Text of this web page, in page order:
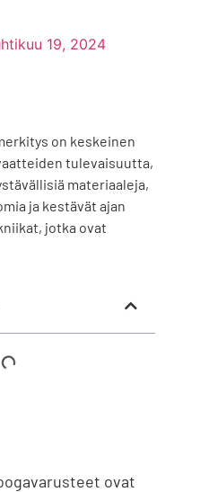
19, 2024
on keskeinen
tulevaisuutta,
materiaaleja,
ja kestävät ajan
jotka ovat
ovat